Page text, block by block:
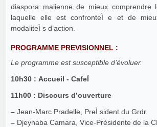
diaspora malienne de mieux comprendre
laquelle elle est confronteÌ e et de
modaliteÌ s d’action.
PROGRAMME PREVISIONNEL :
Le programme est susceptible d’évoluer.
10h30 : Accueil - CafeÌ
11h00 : Discours d’ouverture
– Jean-Marc Pradelle, PreÌ sident du Grdr
– Djeynaba Camara, Vice-Présidente de la